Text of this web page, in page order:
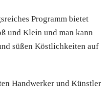
Programm bietet
und Klein und man kann
süßen Köstlichkeiten auf
Handwerker und Künstler